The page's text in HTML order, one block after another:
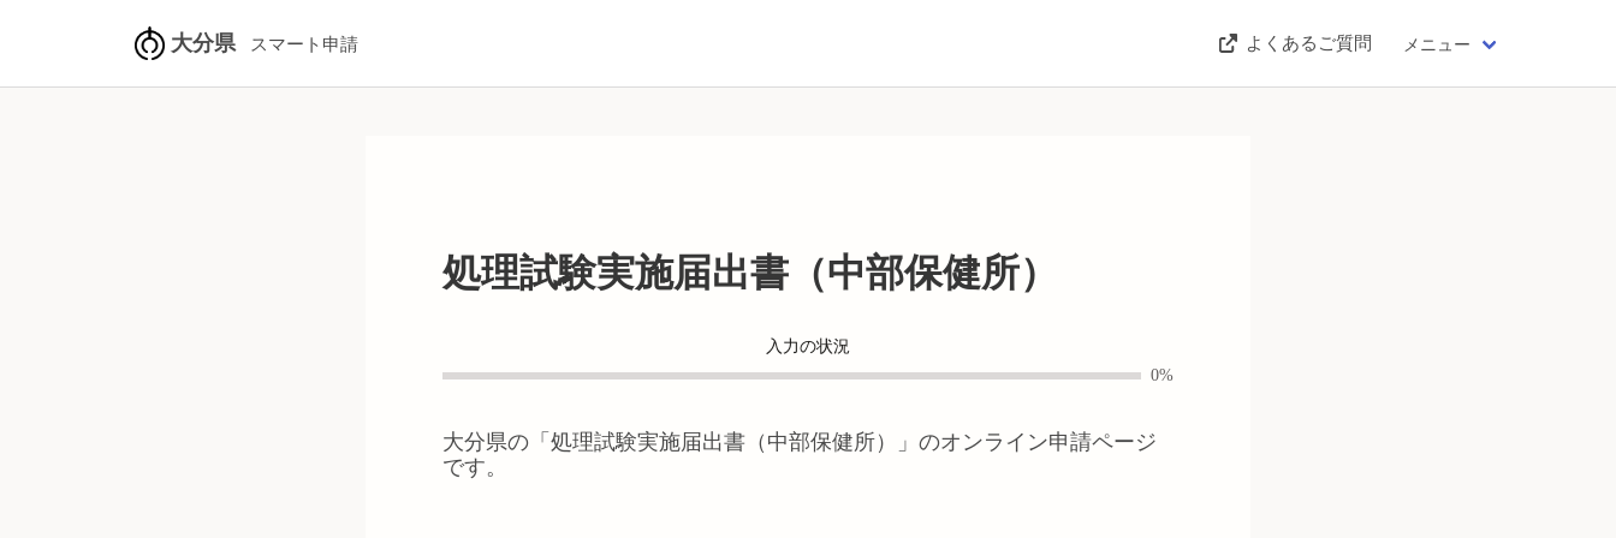
大分県 スマート申請 よくあるご質問 メニュー
処理試験実施届出書（中部保健所）
入力の状況
0%
大分県の「 処理試験実施届出書（中部保健所）
」のオンライン申請ページ
です。